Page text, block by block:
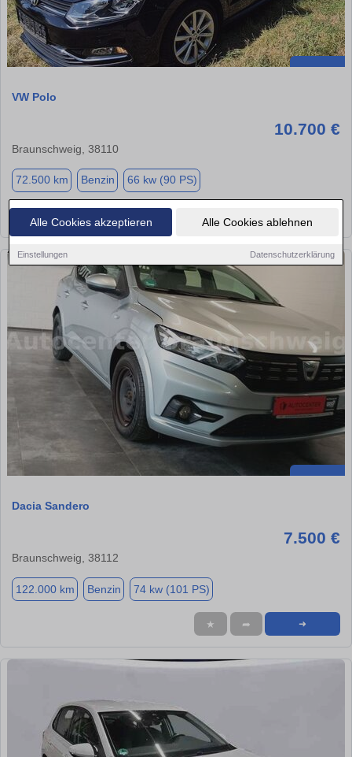
Alle Cookies akzeptieren Alle Cookies ablehnen
Einstellungen Datenschutzerklärung
VW Polo
10.700 €
Braunschweig, 38110
72.500 km Benzin 66 kw (90 PS)
Dacia Sandero
7.500 €
Braunschweig, 38112
122.000 km Benzin 74 kw (101 PS)
★ ➦ ➜